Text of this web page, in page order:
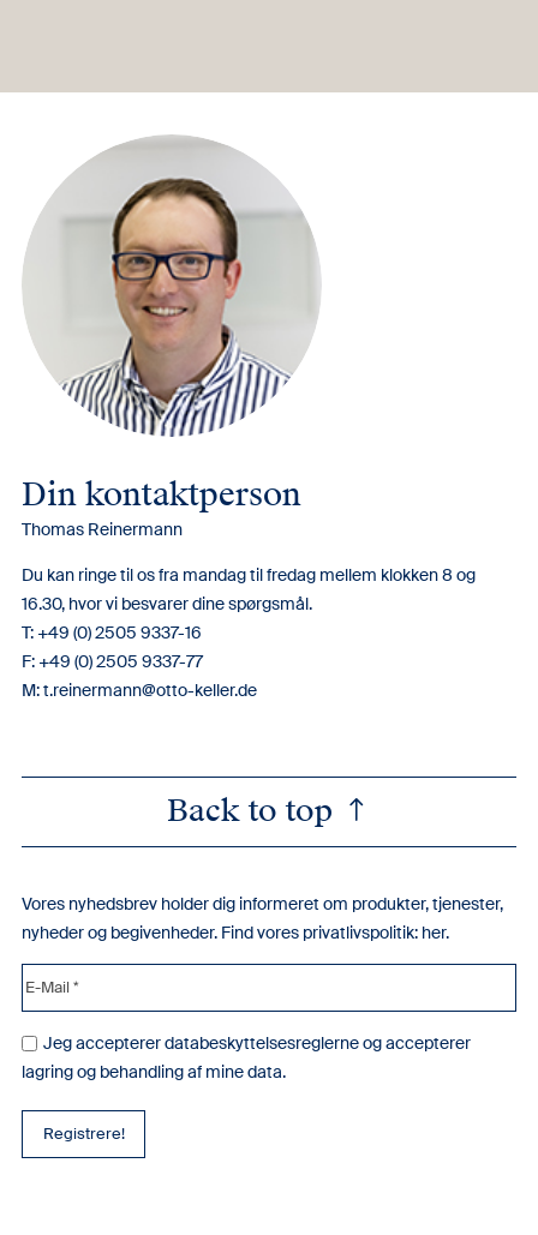
Din kontaktperson
Thomas Reinermann
Du kan ringe til os fra mandag til fredag mellem klokken 8 og
16.30, hvor vi besvarer dine spørgsmål.
T: +49 (0) 2505 9337-16
F: +49 (0) 2505 9337-77
M:t.reinermann@otto-keller.de
Back to top
Vores nyhedsbrev holder dig informeret om produkter, tjenester,
nyheder og begivenheder. Find vores privatlivspolitik: her.
Jeg accepterer databeskyttelsesreglerne og accepterer
lagring og behandling af mine data.